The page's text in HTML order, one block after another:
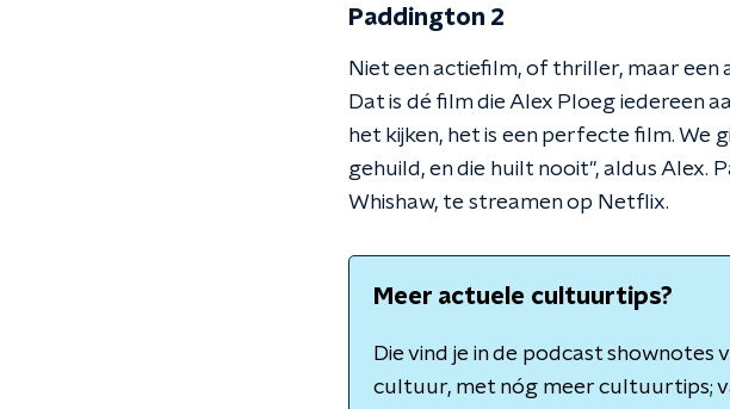
Paddington 2
Niet een actiefilm, of thriller, maar
Dat is dé film die Alex Ploeg iedereen
het kijken, het is een perfecte film. We
gehuild, en die huilt nooit", aldus Alex.
Whishaw, te streamen op Netflix.
Meer actuele cultuurtips?
Die vind je in de podcast shownotes
cultuur, met nóg meer cultuurtips;